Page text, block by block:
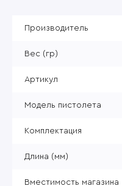
Производитель
Вес (гр)
Артикул
Модель пистолета
Комплектация
Длина (мм)
Вместимость магазина